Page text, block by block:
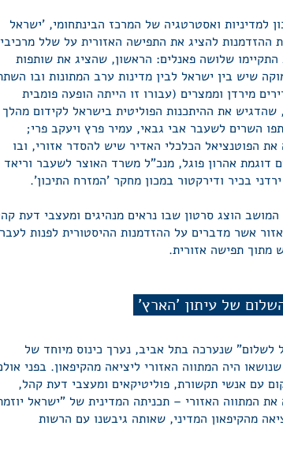
למדיניות ואסטרטגיה של המרכז הבינתחומי, 'ישראל
ההזדמנות להציג את התפישה האזורית על שלל
שלושה פאנלים: הראשון, שהציג את שותפות
שיש בין ישראל לבין מדינות ערב המתונות ובו
מירדן וממצרים (עבורו זו הייתה הופעה פומבית
את ההיתכנות הפוליטית בישראל לקידום מהלך
השרים לשעבר אבי גבאי, עמיר פרץ ויעקב פרי;
הפוטנציאל הכלכלי האדיר שיש להסדר אזורי, ובו
דוגמת אהרון פוגל, מנכ"ל משרד האוצר לשעבר וריאד
בכיר ודירקטור במכון מחקר 'המזרח התיכון'.
הוצג סרטון שבו נראים מנהיגים ומעצבי דעת
אשר מדברים על ההזדמנות ההיסטורית לפנות לעבר
מתוך תפישה אזורית.
של עיתון 'הארץ'
לשלום" שנערכה בתל אביב, נערך כינוס מיוחד של
היה המתווה האזורי ליציאה מהקיפאון. בפני
עם אנשי תקשורת, פוליטיקאים ומעצבי דעת קהל,
את המתווה האזורי – תכניתה המדינית של "ישראל
מהקיפאון המדיני, שאותה גיבשנו עם הרשות